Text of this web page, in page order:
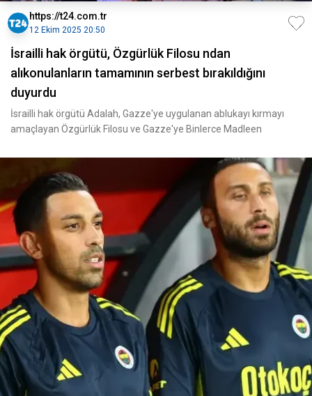
https://t24.com.tr
12 Ekim 2025 20:50
İsrailli hak örgütü, Özgürlük Filosu ndan
alıkonulanların tamamının serbest bırakıldığını
duyurdu
İsrailli hak örgütü Adalah, Gazze'ye uygulanan ablukayı kırmayı
amaçlayan Özgürlük Filosu ve Gazze'ye Binlerce Madleen